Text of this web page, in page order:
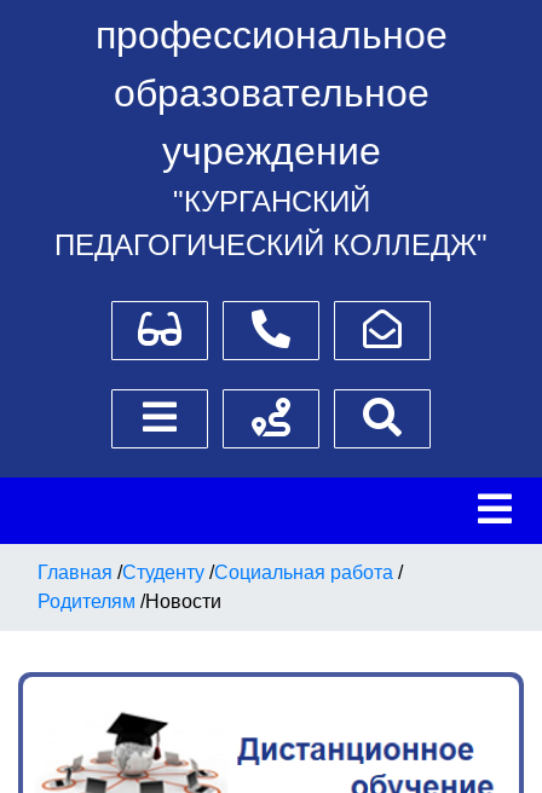
профессиональное
образовательное
учреждение
"КУРГАНСКИЙ
ПЕДАГОГИЧЕСКИЙ КОЛЛЕДЖ"
Для слабовидящихТелефоныНаписать обращение
Боковое менюСхема проезда
Главная /Студенту /Социальная работа /
Родителям /Новости